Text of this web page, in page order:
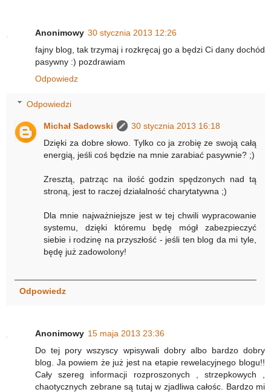
Anonimowy 30 stycznia 2013 12:26
fajny blog, tak trzymaj i rozkręcaj go a będzi Ci dany dochód
pasywny :) pozdrawiam
Odpowiedz
Odpowiedzi
Michał Sadowski
30 stycznia 2013 16:18
Dzięki za dobre słowo. Tylko co ja zrobię ze swoją całą
energią, jeśli coś będzie na mnie zarabiać pasywnie? ;)
Zresztą, patrząc na ilość godzin spędzonych nad tą
stroną, jest to raczej działalność charytatywna ;)
Dla mnie najważniejsze jest w tej chwili wypracowanie
systemu, dzięki któremu będę mógł zabezpieczyć
siebie i rodzinę na przyszłość - jeśli ten blog da mi tyle,
będę już zadowolony!
Odpowiedz
Anonimowy 15 maja 2013 23:36
Do tej pory wszyscy wpisywali dobry albo bardzo dobry
blog. Ja powiem że już jest na etapie rewelacyjnego blogu!!
Cały szereg informacji rozproszonych , strzepkowych ,
chaotycznych zebrane są tutaj w zjadliwa całośc. Bardzo mi